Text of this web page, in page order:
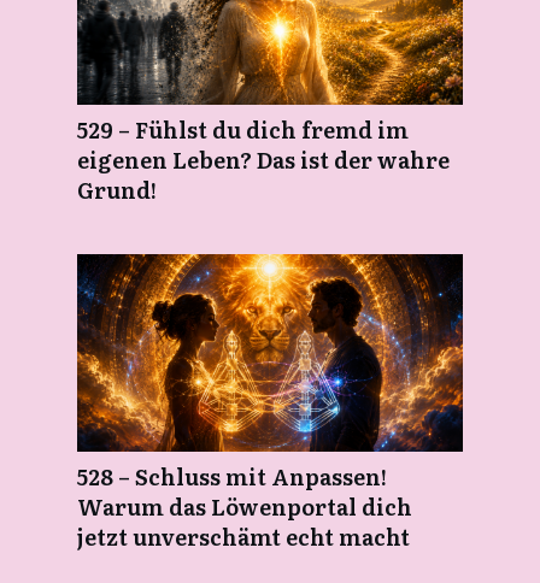
529 – Fühlst du dich fremd im
eigenen Leben? Das ist der wahre
Grund!
528 – Schluss mit Anpassen!
Warum das Löwenportal dich
jetzt unverschämt echt macht